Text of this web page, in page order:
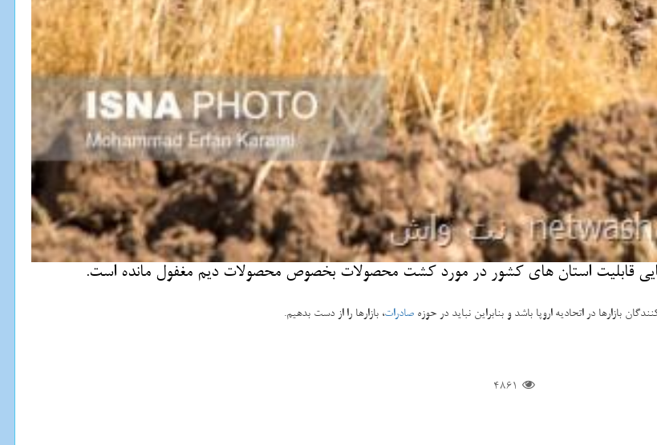
قابلیت استان های كشور در مورد كشت محصولات بخصوص محصولات دیم مغفول مانده است.
در اتحادیه اروپا باشد و بنابراین نباید در حوزه صادرات، بازارها را از دست بدهیم.
4861